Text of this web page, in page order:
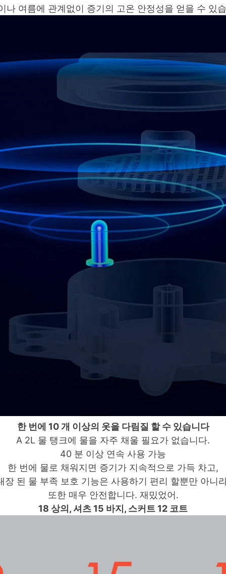
나 여름에 관계없이 증기의 고온 안정성을 얻을 수 있
한 번에 10 개 이상의 옷을 다림질 할 수 있습니다
A 2L 물 탱크에 물을 자주 채울 필요가 없습니다.
40 분 이상 연속 사용 가능
한 번에 물로 채워지면 증기가 지속적으로 가득 차고,
장 된 물 부족 보호 기능은 사용하기 편리 할뿐만 아니
또한 매우 안전합니다. 재밌었어.
18 상의, 셔츠 15 바지, 스커트 12 코트